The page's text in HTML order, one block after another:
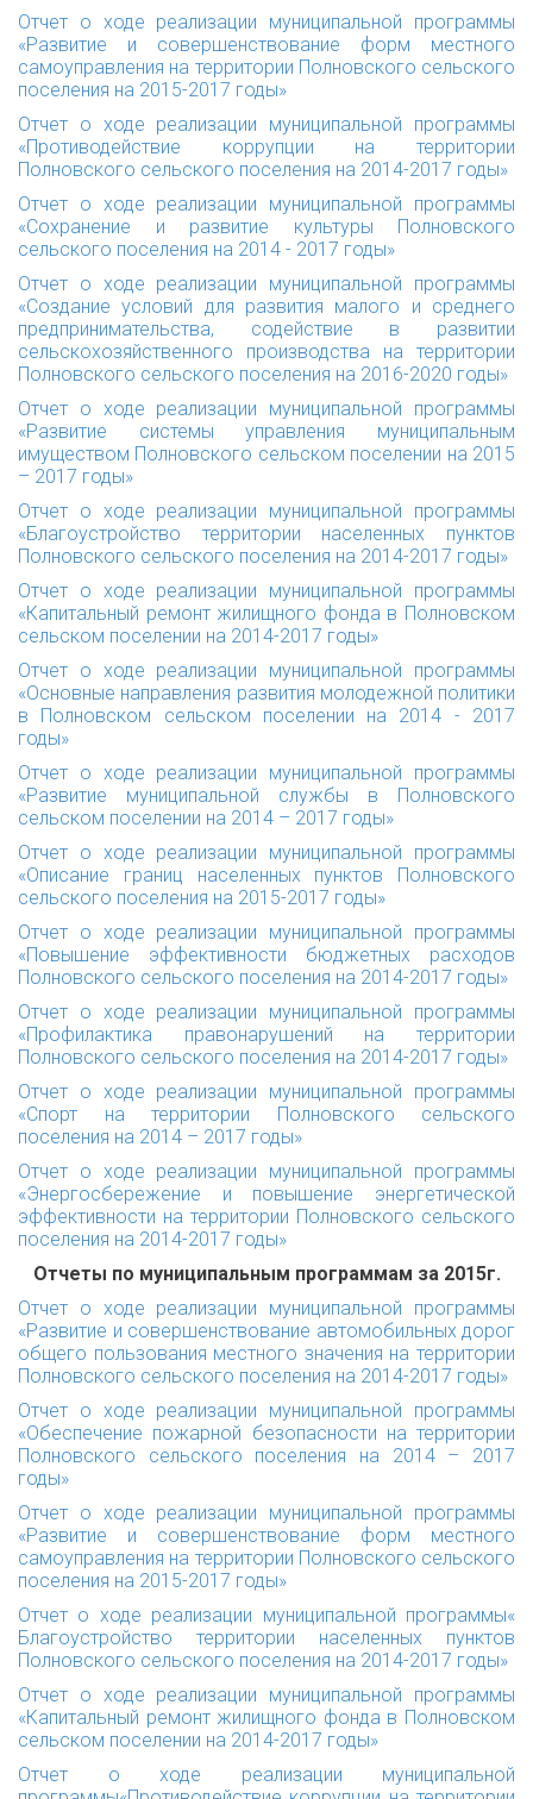
Отчет о ходе реализации муниципальной программы
«Развитие и совершенствование форм местного
самоуправления на территории Полновского сельского
поселения на 2015-2017 годы»
Отчет о ходе реализации муниципальной программы
«Противодействие коррупции на территории
Полновского сельского поселения на 2014-2017 годы»
Отчет о ходе реализации муниципальной программы
«Сохранение и развитие культуры Полновского
сельского поселения на 2014 - 2017 годы»
Отчет о ходе реализации муниципальной программы
«Создание условий для развития малого и среднего
предпринимательства, содействие в развитии
сельскохозяйственного производства на территории
Полновского сельского поселения на 2016-2020 годы»
Отчет о ходе реализации муниципальной программы
«Развитие системы управления муниципальным
имуществом Полновского сельском поселении на 2015
– 2017 годы»
Отчет о ходе реализации муниципальной программы
«Благоустройство территории населенных пунктов
Полновского сельского поселения на 2014-2017 годы»
Отчет о ходе реализации муниципальной программы
«Капитальный ремонт жилищного фонда в Полновском
сельском поселении на 2014-2017 годы»
Отчет о ходе реализации муниципальной программы
«Основные направления развития молодежной политики
в Полновском сельском поселении на 2014 - 2017
годы»
Отчет о ходе реализации муниципальной программы
«Развитие муниципальной службы в Полновского
сельском поселении на 2014 – 2017 годы»
Отчет о ходе реализации муниципальной программы
«Описание границ населенных пунктов Полновского
сельского поселения на 2015-2017 годы»
Отчет о ходе реализации муниципальной программы
«Повышение эффективности бюджетных расходов
Полновского сельского поселения на 2014-2017 годы»
Отчет о ходе реализации муниципальной программы
«Профилактика правонарушений на территории
Полновского сельского поселения на 2014-2017 годы»
Отчет о ходе реализации муниципальной программы
«Спорт на территории Полновского сельского
поселения на 2014 – 2017 годы»
Отчет о ходе реализации муниципальной программы
«Энергосбережение и повышение энергетической
эффективности на территории Полновского сельского
поселения на 2014-2017 годы»
Отчеты по муниципальным программам за 2015г.
Отчет о ходе реализации муниципальной программы
«Развитие и совершенствование автомобильных дорог
общего пользования местного значения на территории
Полновского сельского поселения на 2014-2017 годы»
Отчет о ходе реализации муниципальной программы
«Обеспечение пожарной безопасности на территории
Полновского сельского поселения на 2014 – 2017
годы»
Отчет о ходе реализации муниципальной программы
«Развитие и совершенствование форм местного
самоуправления на территории Полновского сельского
поселения на 2015-2017 годы»
Отчет о ходе реализации муниципальной программы«
Благоустройство территории населенных пунктов
Полновского сельского поселения на 2014-2017 годы»
Отчет о ходе реализации муниципальной программы
«Капитальный ремонт жилищного фонда в Полновском
сельском поселении на 2014-2017 годы»
Отчет о ходе реализации муниципальной